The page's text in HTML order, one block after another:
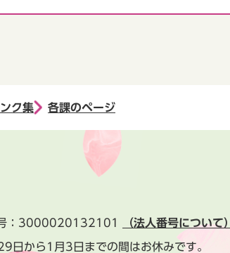
ク集 各課のページ
：3000020132101 （法人番号について）
日から1月3日までの間はお休みです。